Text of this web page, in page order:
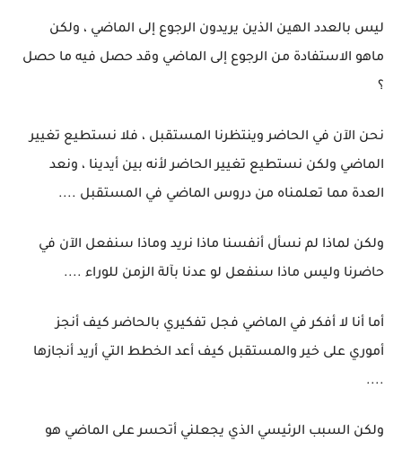
ليس بالعدد الهين الذين يريدون الرجوع إلى الماضي ، ولكن
ماهو الاستفادة من الرجوع إلى الماضي وقد حصل فيه ما حصل
؟
نحن الآن في الحاضر وينتظرنا المستقبل ، فلا نستطيع تغيير
الماضي ولكن نستطيع تغيير الحاضر لأنه بين أيدينا ، ونعد
العدة مما تعلمناه من دروس الماضي في المستقبل ....
ولكن لماذا لم نسأل أنفسنا ماذا نريد وماذا سنفعل الآن في
حاضرنا وليس ماذا سنفعل لو عدنا بآلة الزمن للوراء ....
أما أنا لا أفكر في الماضي فجل تفكيري بالحاضر كيف أنجز
أموري على خير والمستقبل كيف أعد الخطط التي أريد أنجازها
....
ولكن السبب الرئيسي الذي يجعلني أتحسر على الماضي هو